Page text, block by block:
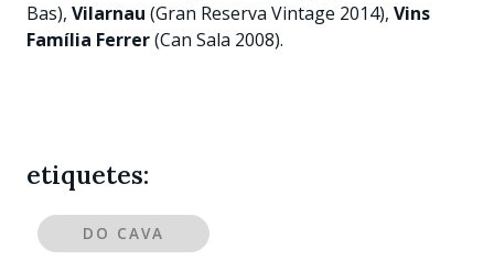
Bas), Vilarnau (Gran Reserva Vintage 2014), Vins
Família Ferrer(Can Sala 2008).
etiquetes:
DO CAVA